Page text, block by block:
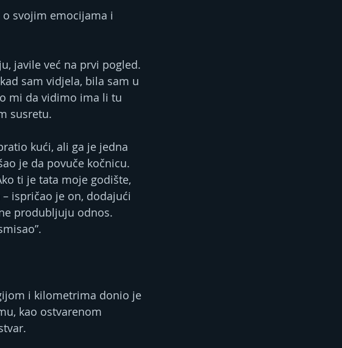
svojim emocijama i
javile već na prvi pogled.
sam vidjela, bila sam u
mi da vidimo ima li tu
susretu.
kući, ali ga je jedna
je da povuče kočnicu.
ti je tata moje godište,
ispričao je on, dodajući
produbljuju odnos.
i kilometrima donio je
kao ostvarenom